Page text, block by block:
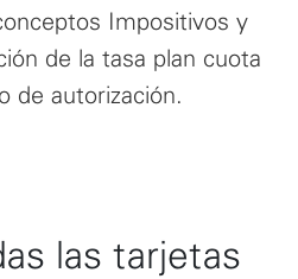
Impositivos y
de la tasa plan cuota
de autorización.
las tarjetas